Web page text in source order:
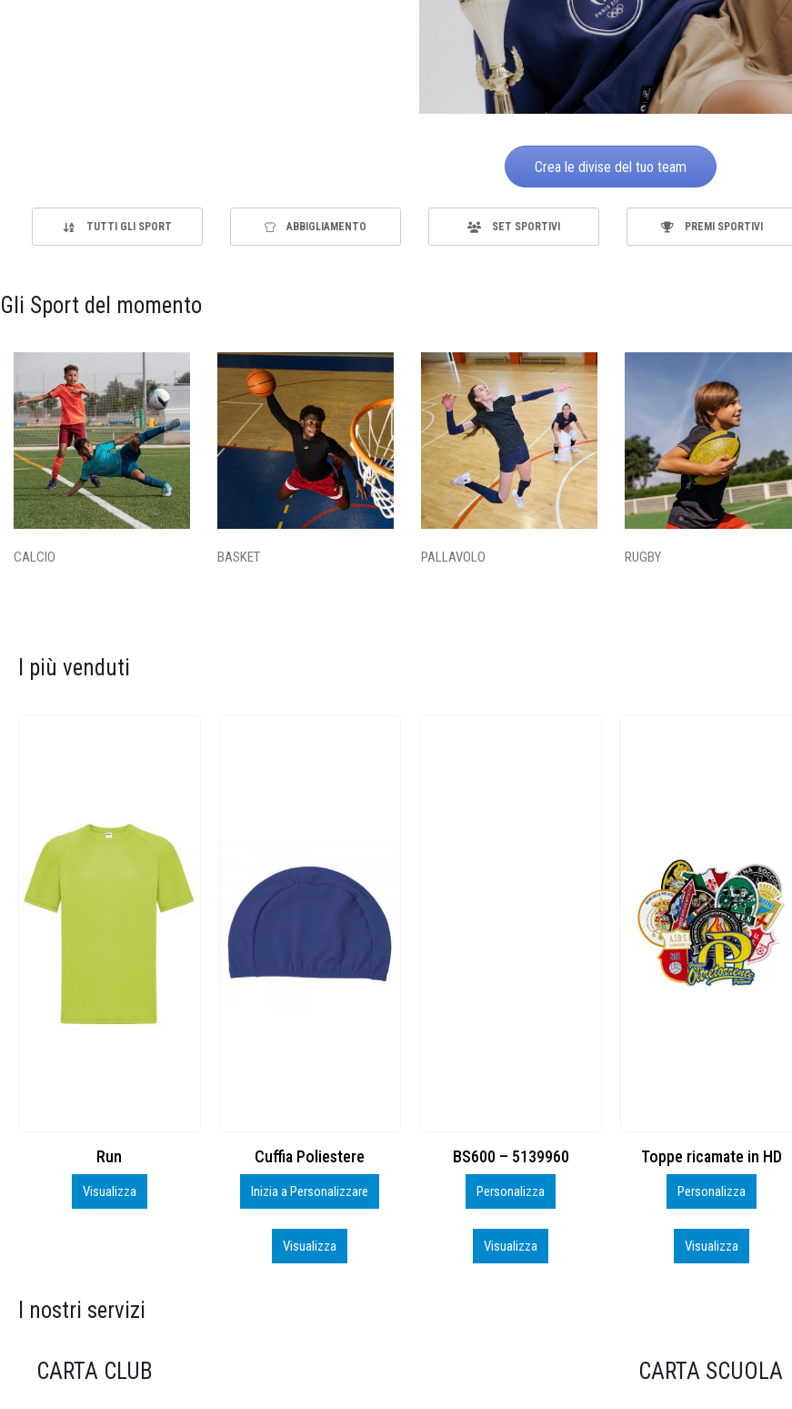
Crea le divise del tuo team
TUTTI GLI SPORT ABBIGLIAMENTO SET SPORTIVI PREMI SPORTIVI
Gli Sport del momento
CALCIO BASKET PALLAVOLO RUGBY
I più venduti
Cuffia Poliestere
Inizia a Personalizzare
BS600 – 5139960
Personalizza
Visualizza
Toppe ricamate in HD
Personalizza
Visualizza
KIT CAMP 100 2026_perso
Personalizza
Visualizza
I nostri servizi
CARTA CLUB CARTA SCUOLA